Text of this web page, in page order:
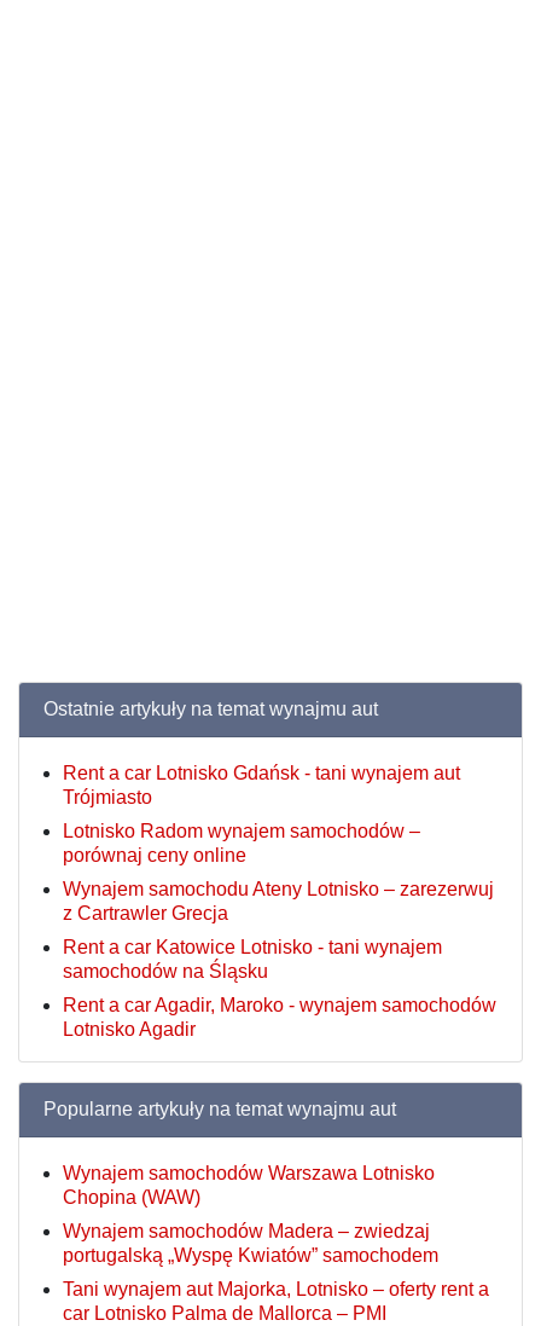
Ostatnie artykuły na temat wynajmu aut
Rent a car Lotnisko Gdańsk - tani wynajem aut
Trójmiasto
Lotnisko Radom wynajem samochodów –
porównaj ceny online
Wynajem samochodu Ateny Lotnisko – zarezerwuj
z Cartrawler Grecja
Rent a car Katowice Lotnisko - tani wynajem
samochodów na Śląsku
Rent a car Agadir, Maroko - wynajem samochodów
Lotnisko Agadir
Popularne artykuły na temat wynajmu aut
Wynajem samochodów Warszawa Lotnisko
Chopina (WAW)
Wynajem samochodów Madera – zwiedzaj
portugalską „Wyspę Kwiatów” samochodem
Tani wynajem aut Majorka, Lotnisko – oferty rent a
car Lotnisko Palma de Mallorca – PMI